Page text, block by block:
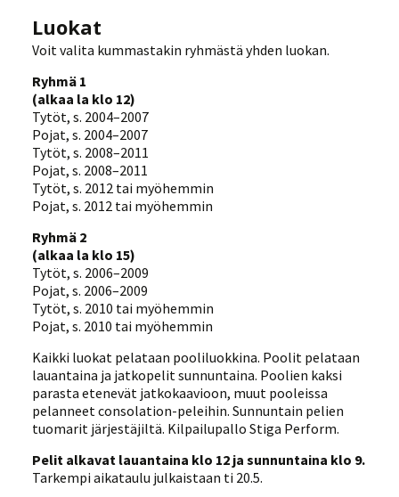
Luokat
Voit valita kummastakin ryhmästä yhden luokan.
Ryhmä 1
(alkaa la klo 12)
Tytöt, s. 2004–2007
Pojat, s. 2004–2007
Tytöt, s. 2008–2011
Pojat, s. 2008–2011
Tytöt, s. 2012 tai myöhemmin
Pojat, s. 2012 tai myöhemmin
Ryhmä 2
(alkaa la klo 15)
Tytöt, s. 2006–2009
Pojat, s. 2006–2009
Tytöt, s. 2010 tai myöhemmin
Pojat, s. 2010 tai myöhemmin
Kaikki luokat pelataan pooliluokkina. Poolit pelataan
lauantaina ja jatkopelit sunnuntaina. Poolien kaksi
parasta etenevät jatkokaavioon, muut pooleissa
pelanneet consolation-peleihin. Sunnuntain pelien
tuomarit järjestäjiltä. Kilpailupallo Stiga Perform.
Pelit alkavat lauantaina klo 12 ja sunnuntaina klo 9.
Tarkempi aikataulu julkaistaan ti 20.5.